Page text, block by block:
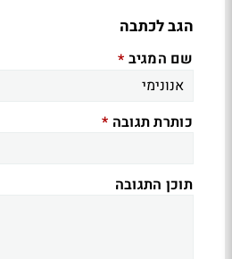
הגב לכתבה
שם המגיב *
כותרת תגובה *
תוכן התגובה